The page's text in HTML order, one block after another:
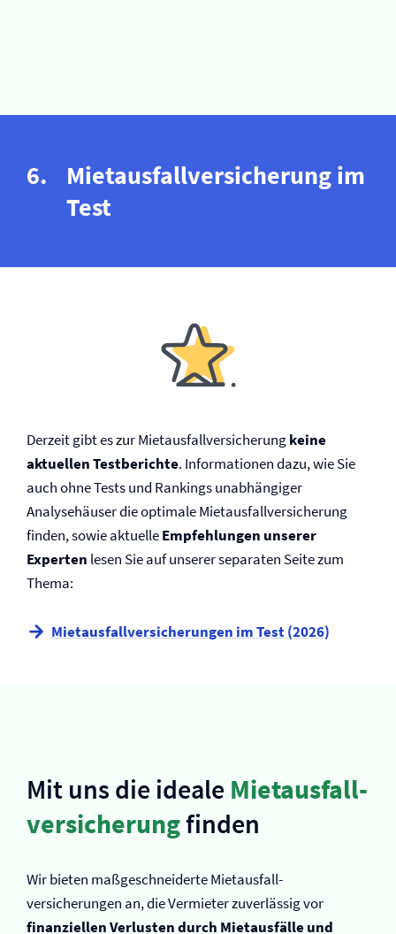
Mietausfall­versicherung im
Test
Derzeit gibt es zur Mietausfall­versicherungkeine
aktuellen Testberichte. Informationen dazu, wie Sie
auch ohne Tests und Rankings unabhängiger
Analysehäuser die optimale Mietausfall­versicherung
finden, sowie aktuelleEmpfehlungen unserer
Experten lesen Sie auf unserer separaten Seite zum
Thema:
Mietausfall­versicherungen im Test (2026)
Mit uns die ideale Mietausfall­
versicherungfinden
Wir bieten maßgeschneiderte Mietausfall­
versicherungen an, die Vermieter zuverlässig vor
finanziellen Verlusten durch Mietausfälle und